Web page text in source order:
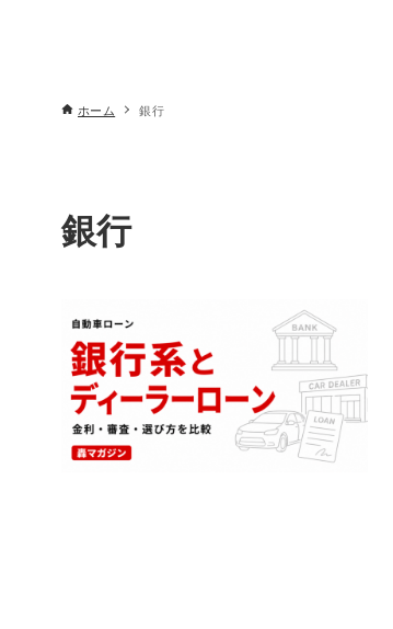
ホーム 銀行
銀行